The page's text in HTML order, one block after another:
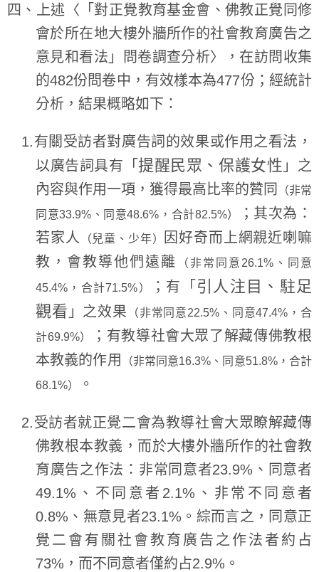
四、上述〈「對正覺教育基金會、佛教正覺同修
會於所在地大樓外牆所作的社會教育廣告之
意見和看法」問卷調查分析〉，在訪問收集
的482份問卷中，有效樣本為477份；經統計
分析，結果概略如下：
1.有關受訪者對廣告詞的效果或作用之看法，
以廣告詞具有「提醒民眾、保護女性 」之
內容與作用一項，獲得最高比率的贊同
（非常
同意33.9%、同意48.6%，合計82.5%）
；其次為：
若家人
（兒童、少年）
因好奇而上網親近喇嘛
教，會教導他們遠離
（非常同意26.1%、同意
45.4%，合計71.5%） ；有「 引人注目、駐足
觀看 」之效果
（非常同意22.5%、同意47.4%，合
計69.9%）
；有教導社會大眾了解藏傳佛教根
本教義的作用
（非常同意16.3%、同意51.8%，合計
68.1%）
。
2.受訪者就正覺二會為教導社會大眾瞭解藏傳
佛教根本教義，而於大樓外牆所作的社會教
育廣告之作法：非常同意者23.9%、同意者
49.1%、不同意者2.1%、非常不同意者
0.8%、無意見者23.1%。綜而言之，同意正
覺二會有關社會教育廣告之作法者約占
73%，而不同意者僅約占2.9%。